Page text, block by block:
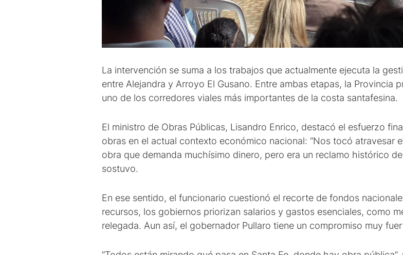
La intervención se suma a los trabajos que actualmente ejecuta la
entre Alejandra y Arroyo El Gusano. Entre ambas etapas, la Provincia
uno de los corredores viales más importantes de la costa santafesina.
El ministro de Obras Públicas, Lisandro Enrico, destacó el esfuerzo
obras en el actual contexto económico nacional: “Nos tocó atravesar
obra que demanda muchísimo dinero, pero era un reclamo histórico
sostuvo.
En ese sentido, el funcionario cuestionó el recorte de fondos
recursos, los gobiernos priorizan salarios y gastos esenciales, como
relegada. Aun así, el gobernador Pullaro tiene un compromiso muy